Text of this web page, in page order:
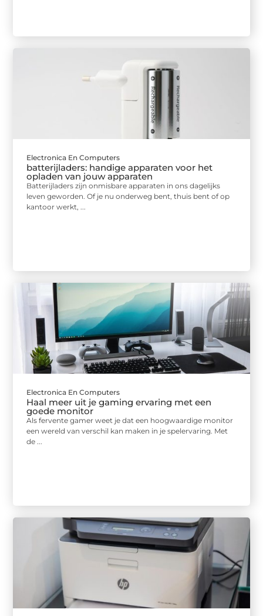
Electronica En Computers
batterijladers: handige apparaten voor het
opladen van jouw apparaten
Batterijladers zijn onmisbare apparaten in ons dagelijks
leven geworden. Of je nu onderweg bent, thuis bent of op
kantoor werkt, ...
Electronica En Computers
Haal meer uit je gaming ervaring met een
goede monitor
Als fervente gamer weet je dat een hoogwaardige monitor
een wereld van verschil kan maken in je spelervaring. Met
de ...